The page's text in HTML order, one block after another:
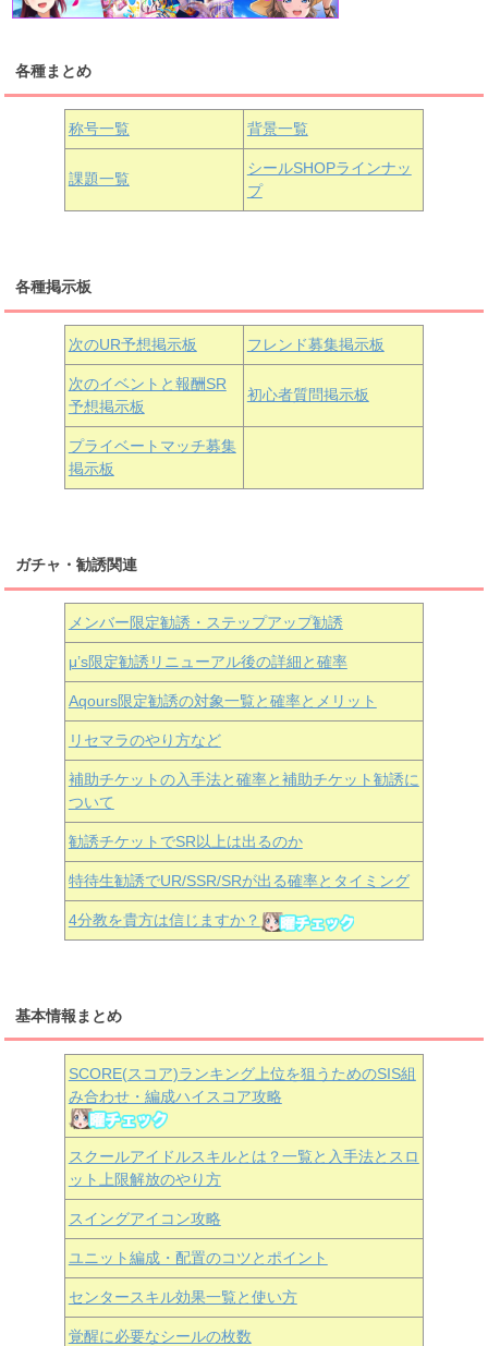
津島善子 黒澤ルビィ
浦の星女学院3年生
黒澤ダイヤ
中須かすみ 天王寺璃奈
朝香果林 近江彼方 エマ・ヴェルデ
各種まとめ
称号一覧 背景一覧
課題一覧
シールSHOPラインナッ
プ
各種掲示板
次のUR予想掲示板 フレンド募集掲示板
次のイベントと報酬SR
予想掲示板
初心者質問掲示板
プライベートマッチ募集
掲示板
ガチャ・勧誘関連
メンバー限定勧誘・ステップアップ勧誘
μ’s限定勧誘リニューアル後の詳細と確率
Aqours限定勧誘の対象一覧と確率とメリット
リセマラのやり方など
補助チケットの入手法と確率と補助チケット勧誘に
ついて
勧誘チケットでSR以上は出るのか
特待生勧誘でUR/SSR/SRが出る確率とタイミング
4分教を貴方は信じますか？
基本情報まとめ
SCORE(スコア)ランキング上位を狙うためのSIS組
み合わせ・編成ハイスコア攻略
スクールアイドルスキルとは？一覧と入手法とスロ
ット上限解放のやり方
スイングアイコン攻略
ユニット編成・配置のコツとポイント
センタースキル効果一覧と使い方
覚醒に必要なシールの枚数